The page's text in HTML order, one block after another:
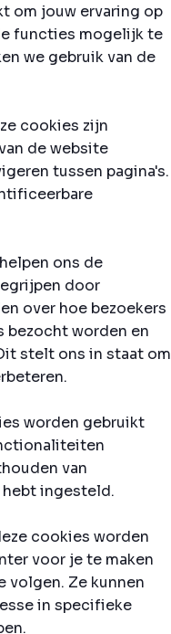
om jouw ervaring op
functies mogelijk te
we gebruik van de
cookies zijn
de website
tussen pagina's.
ons de
door
over hoe bezoekers
bezocht worden en
stelt ons in staat om
worden gebruikt
van
ingesteld.
cookies worden
voor je te maken
volgen. Ze kunnen
in specifieke